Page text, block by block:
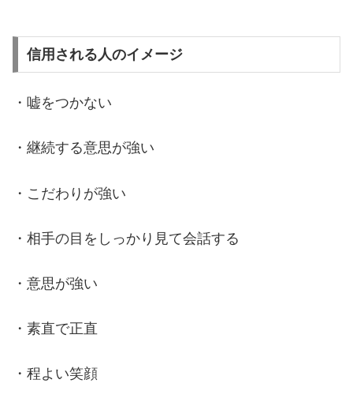
信用される人のイメージ
・嘘をつかない
・継続する意思が強い
・こだわりが強い
・相手の目をしっかり見て会話する
・意思が強い
・素直で正直
・程よい笑顔